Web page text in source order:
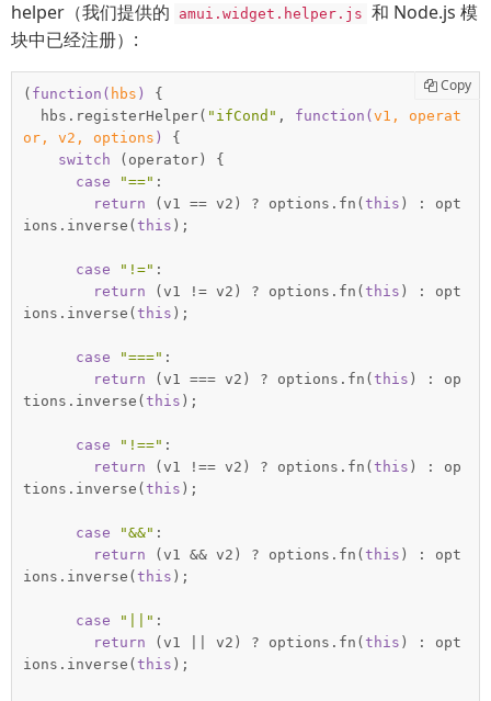
helper（我们提供的
amui.widget.helper.js 和 Node.js 模
块中已经注册）:
Copy
( function ( hbs ) {
  hbs.registerHelper(
"ifCond" , function ( v1, operat
or, v2, options ) {
switch (operator) {
case
"==" :
return (v1 == v2) ? options.fn( this ) : opt
ions.inverse( this );
case "!=" :
return (v1 != v2) ? options.fn( this ) : opt
ions.inverse( this );
case "===" :
return (v1 === v2) ? options.fn( this ) : op
tions.inverse( this );
case "!==" :
return (v1 !== v2) ? options.fn( this ) : op
tions.inverse( this );
case "&&" :
return (v1 && v2) ? options.fn( this ) : opt
ions.inverse( this );
case "||" :
return (v1 || v2) ? options.fn( this ) : opt
ions.inverse( this );